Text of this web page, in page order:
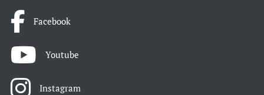
Facebook
Youtube
Instagram